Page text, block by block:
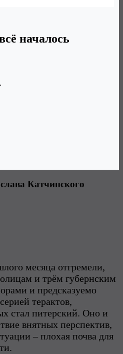
началось
Катчинского
месяца отгремели,
и трём губернским
и предсказуемо
терактов,
стал питерский. Оно и
внятных перспектив,
– плохая почва для